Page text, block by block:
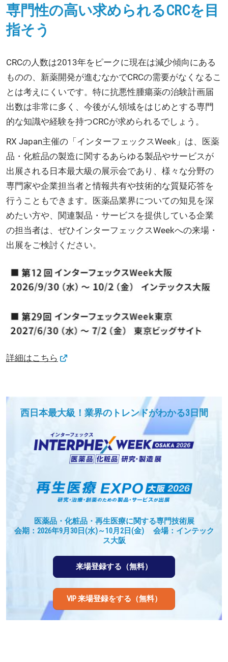
専門性の高い求められるCRCを目
指そう
CRCの人数は2013年をピークに現在は減少傾向にある
ものの、新薬開発が進むなかでCRCの需要がなくなるこ
とは考えにくいです。特に抗悪性腫瘍薬の治験計画届
出数は非常に多く、今後がん領域をはじめとする専門
的な知識や経験を持つCRCが求められるでしょう。
RX Japan主催の「インターフェックスWeek」は、医薬
品・化粧品の製造に関するあらゆる製品やサービスが
出展される日本最大級の展示会であり、様々な分野の
専門家や企業担当者と情報共有や技術的な質疑応答を
行うこともできます。医薬品業界についての知見を深
めたい方や、関連製品・サービスを提供している企業
の担当者は、ぜひインターフェックスWeekへの来場・
出展をご検討ください。
詳細はこちら
西日本最大級！業界のトレンドがわかる3日間
医薬品・化粧品・再生医療に関する専門技術展
会期：2026年9月30日(水)～10月2日(金) 会場：インテック
ス大阪
来場登録する（無料）
VIP 来場登録をする（無料）